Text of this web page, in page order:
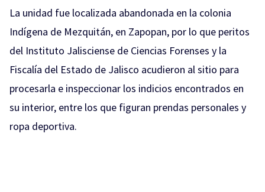
La unidad fue localizada abandonada en la colonia
Indígena de Mezquitán, en Zapopan, por lo que peritos
del Instituto Jalisciense de Ciencias Forenses y la
Fiscalía del Estado de Jalisco acudieron al sitio para
procesarla e inspeccionar los indicios encontrados en
su interior, entre los que figuran prendas personales y
ropa deportiva.